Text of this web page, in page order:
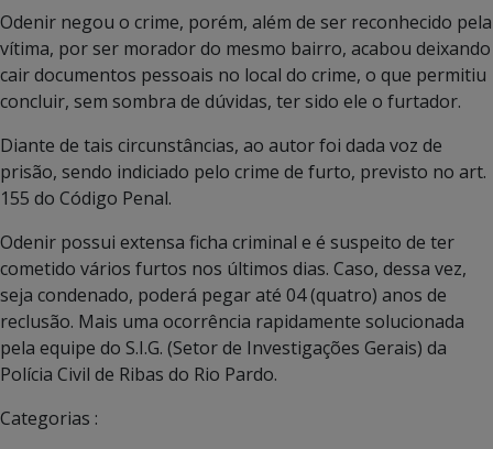
Odenir negou o crime, porém, além de ser reconhecido pela
vítima, por ser morador do mesmo bairro, acabou deixando
cair documentos pessoais no local do crime, o que permitiu
concluir, sem sombra de dúvidas, ter sido ele o furtador.
Diante de tais circunstâncias, ao autor foi dada voz de
prisão, sendo indiciado pelo crime de furto, previsto no art.
155 do Código Penal.
Odenir possui extensa ficha criminal e é suspeito de ter
cometido vários furtos nos últimos dias. Caso, dessa vez,
seja condenado, poderá pegar até 04 (quatro) anos de
reclusão. Mais uma ocorrência rapidamente solucionada
pela equipe do S.I.G. (Setor de Investigações Gerais) da
Polícia Civil de Ribas do Rio Pardo.
Categorias :